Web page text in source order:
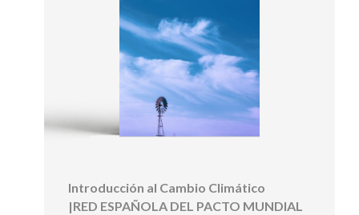
Introducción al Cambio Climático
|RED ESPAÑOLA DEL PACTO MUNDIAL